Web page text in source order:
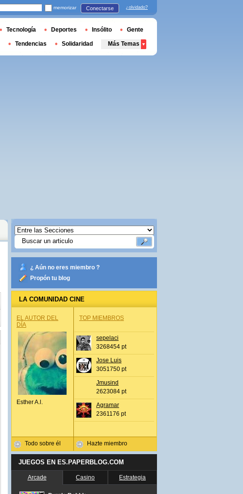
¿ Aún no eres miembro ?
Propón tu blog
LA COMUNIDAD CINE
EL AUTOR DEL
DÍA
Esther A.l.
Todo sobre él
TOP MIEMBROS
sepelaci
3268454 pt
Jose Luis
3051750 pt
Jmusind
2623084 pt
Agramar
2361176 pt
Hazte miembro
JUEGOS EN ES.PAPERBLOG.COM
Arcade Casino Estrategia
memorizar Conectarse ¿olvidado?
Tecnología Deportes Insólito Gente
Tendencias Solidaridad Más Temas